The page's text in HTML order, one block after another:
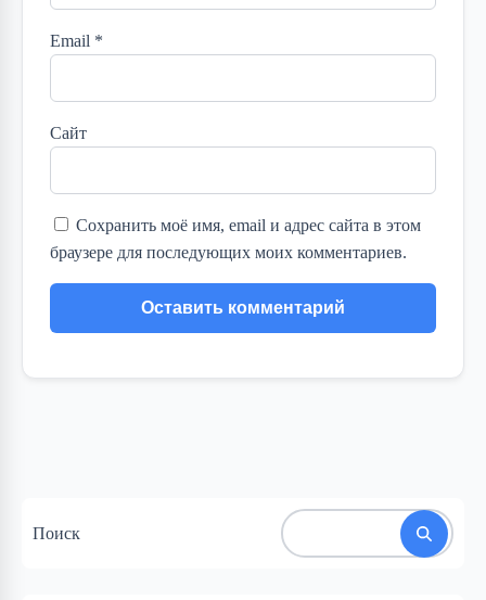
Email *
Сайт
Сохранить моё имя, email и адрес сайта в этом
браузере для последующих моих комментариев.
Поиск